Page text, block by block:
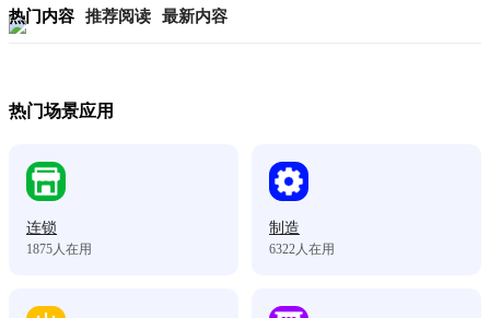
热门内容 推荐阅读 最新内容
热门场景应用
连锁
1875人在用
制造
6322人在用